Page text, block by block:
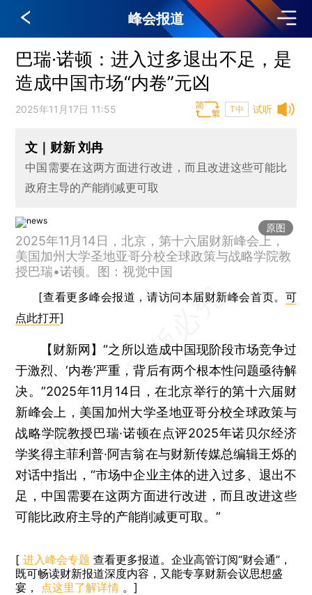
峰会报道
巴瑞·诺顿：进入过多退出不足，是
造成中国市场“内卷”元凶
试听
2025年11月17日 11:55 T中
文｜财新 刘冉
中国需要在这两方面进行改进，而且改进这些可能比
政府主导的产能削减更可取
原图
2025年11月14日，北京，第十六届财新峰会上，
美国加州大学圣地亚哥分校全球政策与战略学院教
授巴瑞•诺顿。图：视觉中国
[查看更多峰会报道，请访问本届财新峰会首页。 可
点此打开]
【财新网】“之所以造成中国现阶段市场竞争过
于激烈、‘内卷’严重，背后有两个根本性问题亟待解
决。”2025年11月14日，在北京举行的第十六届财
新峰会上，美国加州大学圣地亚哥分校全球政策与
战略学院教授巴瑞·诺顿在点评2025年诺贝尔经济
学奖得主菲利普·阿吉翁在与财新传媒总编辑王烁的
对话中指出，“市场中企业主体的进入过多、退出不
足，中国需要在这两方面进行改进，而且改进这些
可能比政府主导的产能削减更可取。”
[ 进入峰会专题 查看更多报道。企业高管订阅“财会通”，
既可畅读财新报道深度内容，又能专享财新会议思想盛
宴， 点这里了解详情 。]